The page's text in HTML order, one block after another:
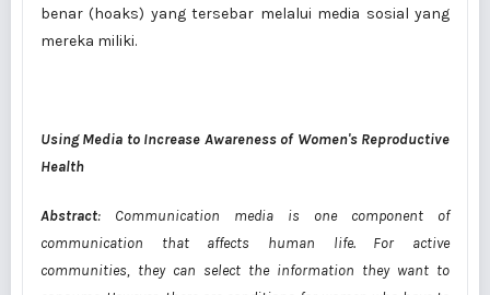
benar (hoaks) yang tersebar melalui media sosial yang
mereka miliki.
Using Media to Increase Awareness of Women's Reproductive
Health
Abstract:
Communication media is one component of
communication that affects human life. For active
communities, they can select the information they want to